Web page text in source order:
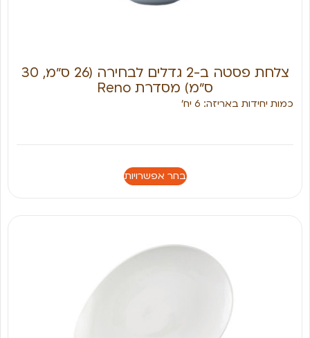
צלחת פסטה ב-2 גדלים לבחירה (26 ס״מ, 30
ס״מ) מסדרת Reno
כמות יחידות באריזה: 6 יח׳
בחר אפשרויות